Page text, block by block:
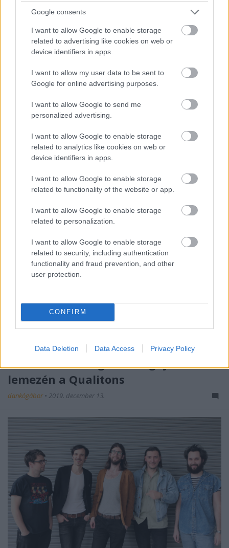
Google consents
I want to allow Google to enable storage
related to advertising like cookies on web or
device identifiers in apps.
I want to allow my user data to be sent to
Google for online advertising purposes.
I want to allow Google to send me
personalized advertising.
I want to allow Google to enable storage
related to analytics like cookies on web or
device identifiers in apps.
I want to allow Google to enable storage
related to functionality of the website or app.
I want to allow Google to enable storage
related to personalization.
I want to allow Google to enable storage
related to security, including authentication
functionality and fraud prevention, and other
user protection.
CONFIRM
Data Deletion Data Access Privacy Policy
Bár Marky Ramone annak idején megmondta, hogy
viszont rengeteget fejlődött a technológia.
Míg ...
lemezén a Qualitons
dankógábor • 2019. december 13.